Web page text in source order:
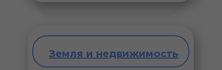
Земля и недвижимость